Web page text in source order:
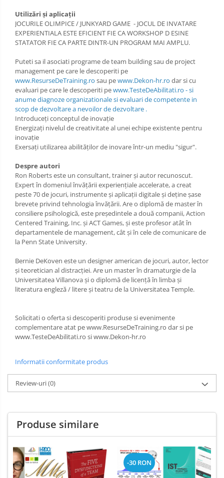
Utilizări și aplicații
JOCURILE OLIMPICE / JUNKYARD GAME - JOCUL DE INVATARE
EXPERIENTIALA ESTE EFICIENT FIE CA WORKSHOP D ESINE
STATATOR FIE CA PARTE DINTR-UN PROGRAM MAI AMPLU.
Puteti sa il asociati programe de team building sau de project
management pe care le descoperiti pe
www.ResurseDeTraining.ro sau pewww.Dekon-hr.ro dar si cu
evaluari pe care le descoperiti pewww.TesteDeAbilitati.ro - si
anume diagnoze organizationale si evaluari de competente in
scop de dezvoltare a nevoilor de dezvoltare .
Introduceți conceptul de inovație
Energizați nivelul de creativitate al unei echipe existente pentru
inovație
Exersați utilizarea abilităților de inovare într-un mediu "sigur".
Despre autori
Ron Roberts este un consultant, trainer și autor recunoscut.
Expert în domeniul învățării experiențiale accelerate, a creat
peste 70 de jocuri, instrumente și aplicații digitale și deține șase
brevete privind tehnologia învățării. Are o diplomă de master în
consiliere psihologică, este președintele a două companii, Action
Centered Training, Inc. și ACT Games, și este profesor atât în
departamentele de management, cât și în cele de comunicare de
la Penn State University.
Bernie DeKoven este un designer american de jocuri, autor, lector
și teoretician al distracției. Are un master în dramaturgie de la
Universitatea Villanova și o diplomă de licență în limba și
literatura engleză / litere și teatru de la Universitatea Temple.
Solicitati o oferta si descoperiti produse si evenimente
complementare atat pe www.ResurseDeTraining.ro dar si pe
www.TesteDeAbilitati.ro si www.Dekon-hr.ro
Informatii conformitate produs
Review-uri(0)
Produse similare
-30 RON